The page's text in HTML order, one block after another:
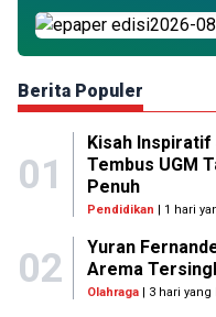
Berita Populer
01
Kisah
Tembus UGM
Penuh
Pendidikan | 1 hari
02
Yuran
Arema
Olahraga| 3 hari yang